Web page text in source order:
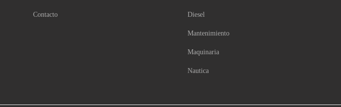
Contacto Diesel
Mantenimiento
Maquinaria
Nautica